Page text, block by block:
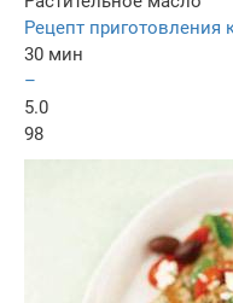
Рецепт приготовления
30 мин
–
5.0
98